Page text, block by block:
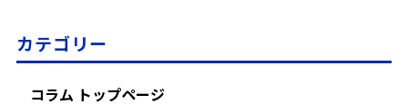
カテゴリー
コラム トップページ